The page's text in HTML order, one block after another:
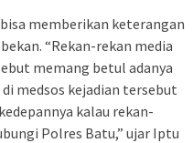
memberikan keterangan
“Rekan-rekan media
memang betul adanya
medsos kejadian tersebut
kalau rekan-
Polres Batu,” ujar Iptu